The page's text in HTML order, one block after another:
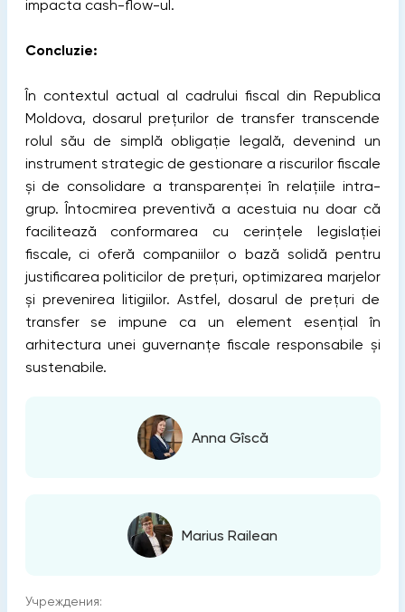
impacta cash-flow-ul.
Concluzie:
În contextul actual al cadrului fiscal din Republica
Moldova, dosarul prețurilor de transfer transcende
rolul său de simplă obligație legală, devenind un
instrument strategic de gestionare a riscurilor fiscale
și de consolidare a transparenței în relațiile intra-
grup. Întocmirea preventivă a acestuia nu doar că
facilitează conformarea cu cerințele legislației
fiscale, ci oferă companiilor o bază solidă pentru
justificarea politicilor de prețuri, optimizarea marjelor
și prevenirea litigiilor. Astfel, dosarul de prețuri de
transfer se impune ca un element esențial în
arhitectura unei guvernanțe fiscale responsabile și
sustenabile.
Anna Gîscă
Marius Railean
Учреждения: